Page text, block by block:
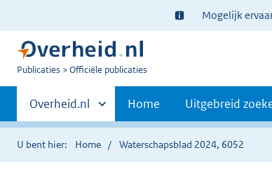
Ter
informatie:
Mogelijk
U
Publicaties Officiële publicaties
Primaire
navigatie
Andere
sites
binnen
Overheid.nl Home Uitgebreid
U bent hier: Home Waterschapsblad 2024, 6052